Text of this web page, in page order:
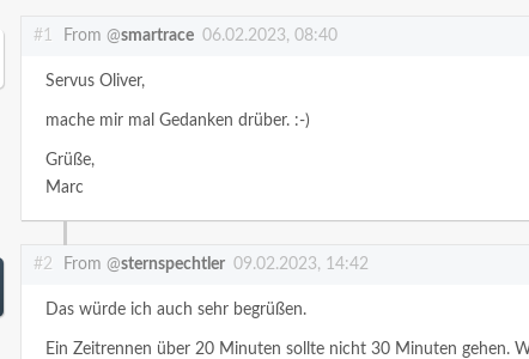
#1 From @smartrace 06.02.2023, 08:40
Servus Oliver,
mache mir mal Gedanken drüber. :-)
Grüße,
Marc
#2 From @sternspechtler 09.02.2023, 14:42
Das würde ich auch sehr begrüßen.
Ein Zeitrennen über 20 Minuten sollte nicht 30 Minuten gehen.